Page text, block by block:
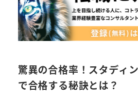
驚異の合格率！スタディ
で合格する秘訣とは？